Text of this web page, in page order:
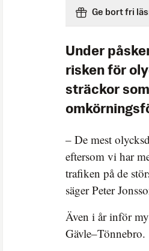
Ge bort fri
Under
risken för
sträckor
– De mest
eftersom vi har
trafiken på de
säger Peter
Även i år inför
Gävle–Tönnebro.